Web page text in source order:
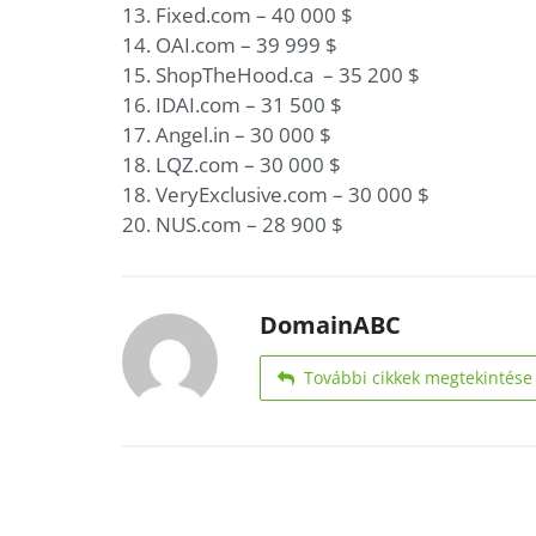
13. Fixed.com – 40 000 $
14. OAI.com – 39 999 $
15. ShopTheHood.ca – 35 200 $
16. IDAI.com – 31 500 $
17. Angel.in – 30 000 $
18. LQZ.com – 30 000 $
18. VeryExclusive.com – 30 000 $
20. NUS.com – 28 900 $
DomainABC
További cikkek megtekintése